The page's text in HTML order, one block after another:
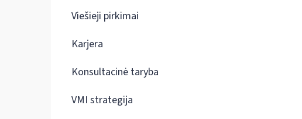
Viešieji pirkimai
Karjera
Konsultacinė taryba
VMI strategija